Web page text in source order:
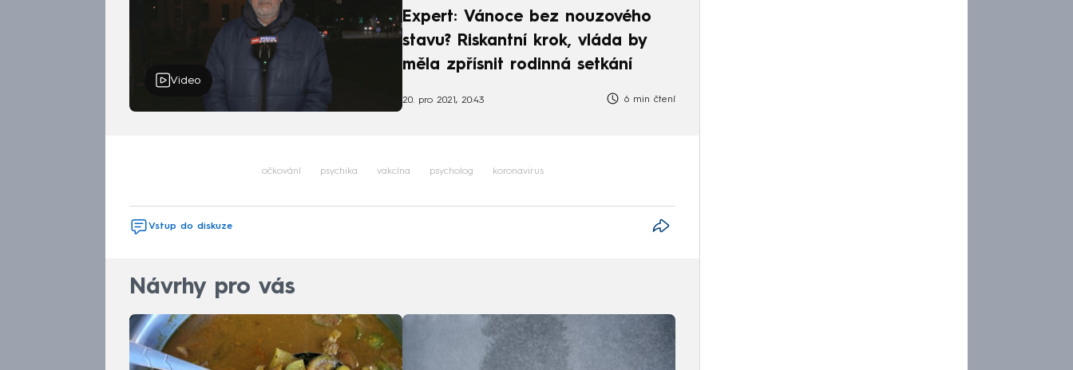
Video
Expert: Vánoce bez nouzového
stavu? Riskantní krok, vláda by
měla zpřísnit rodinná setkání
20. pro 2021, 20:43 6 min čtení
očkování psychika vakcína psycholog koronavirus
Vstup do diskuze
Návrhy pro vás